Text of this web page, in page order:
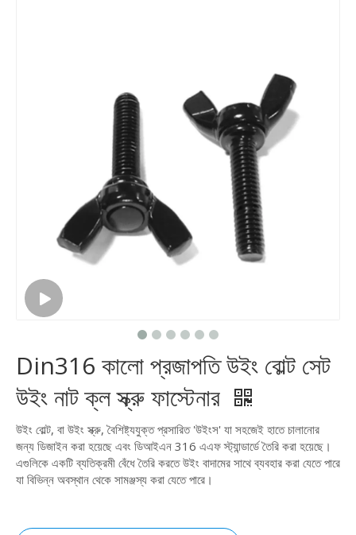
Din316 কালো প্রজাপতি উইং বোল্ট সেট
উইং নাট ক্ল স্ক্রু ফাস্টেনার
উইং বোল্ট, বা উইং স্ক্রু, বৈশিষ্ট্যযুক্ত প্রসারিত 'উইংস' যা সহজেই হাতে চালানোর
জন্য ডিজাইন করা হয়েছে এবং ডিআইএন 316 এএফ স্ট্যান্ডার্ডে তৈরি করা হয়েছে।
এগুলিকে একটি ব্যতিক্রমী বেঁধে তৈরি করতে উইং বাদামের সাথে ব্যবহার করা যেতে পারে
যা বিভিন্ন অবস্থান থেকে সামঞ্জস্য করা যেতে পারে।